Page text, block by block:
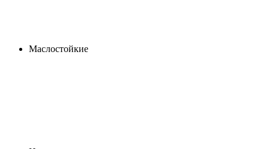
Маслостойкие